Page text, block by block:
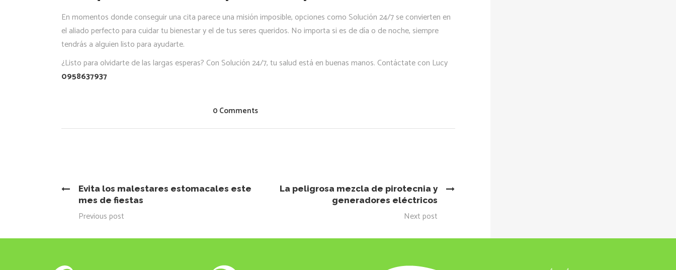
En momentos donde conseguir una cita parece una misión imposible, opciones como Solución 24/7 se convierten en
el aliado perfecto para cuidar tu bienestar y el de tus seres queridos. No importa si es de día o de noche, siempre
tendrás a alguien listo para ayudarte.
¿Listo para olvidarte de las largas esperas? Con Solución 24/7, tu salud está en buenas manos. Contáctate con Lucy
0958637937
0 Comments
Evita los malestares estomacales este
mes de fiestas
Previous post
La peligrosa mezcla de pirotecnia y
generadores eléctricos
Next post